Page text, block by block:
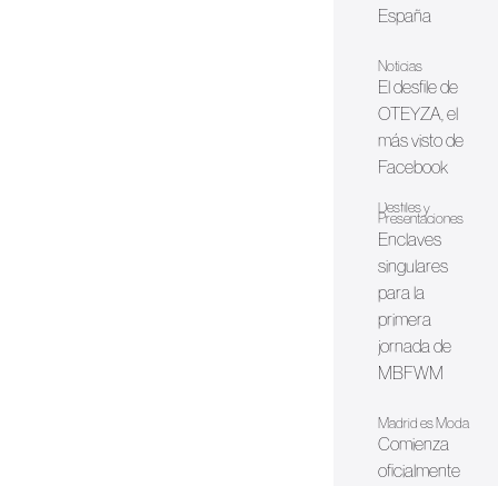
España
Noticias
El desfile de
OTEYZA, el
más visto de
Facebook
Desfiles y
Presentaciones
Enclaves
singulares
para la
primera
jornada de
MBFWM
Madrid es Moda
Comienza
oficialmente